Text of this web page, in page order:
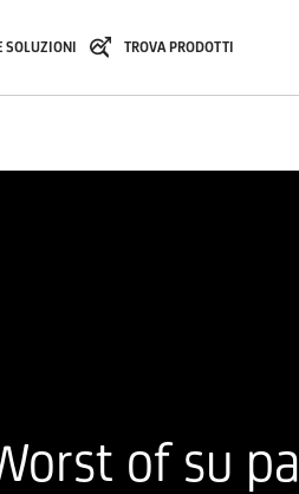
SOLUZIONI TROVA PRODOTTI
of su